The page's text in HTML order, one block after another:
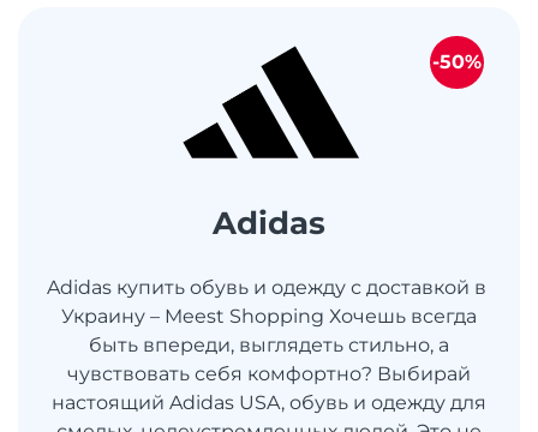
Adidas
Adidas купить обувь и одежду с доставкой в ​​
Украину – Meest Shopping Хочешь всегда
быть впереди, выглядеть стильно, а
чувствовать себя комфортно? Выбирай
настоящий Adidas USA, обувь и одежду для
-50%